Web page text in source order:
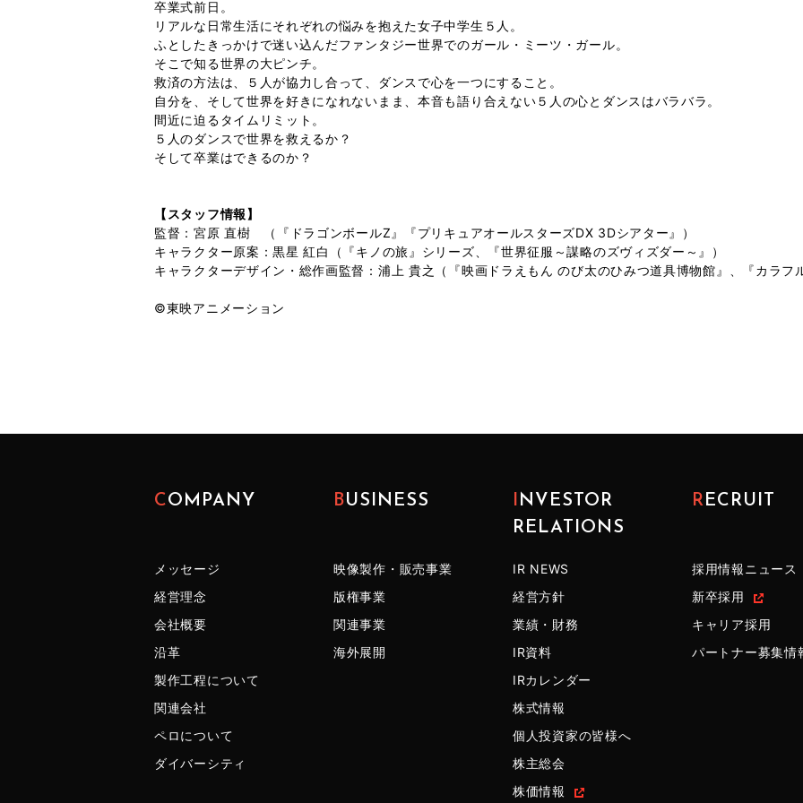
卒業式前日。
リアルな日常生活にそれぞれの悩みを抱えた女子中学生５人。
ふとしたきっかけで迷い込んだファンタジー世界でのガール・ミーツ・ガール。
そこで知る世界の大ピンチ。
救済の方法は、５人が協力し合って、ダンスで心を一つにすること。
自分を、そして世界を好きになれないまま、本音も語り合えない５人の心とダンスはバラバラ。
間近に迫るタイムリミット。
５人のダンスで世界を救えるか？
そして卒業はできるのか？
【スタッフ情報】
監督：宮原 直樹 （『ドラゴンボールZ』『プリキュアオールスターズDX 3Dシアター』）
キャラクター原案：黒星 紅白（『キノの旅』シリーズ、『世界征服～謀略のズヴィズダー～』）
キャラクターデザイン・総作画監督：浦上 貴之（『映画ドラえもん のび太のひみつ道具博物館』、『カラフ
©東映アニメーション
COMPANY
メッセージ
経営理念
会社概要
沿革
製作工程について
関連会社
ペロについて
ダイバーシティ
BUSINESS
映像製作・販売事業
版権事業
関連事業
海外展開
INVESTOR
RELATIONS
IR NEWS
経営方針
業績・財務
IR資料
IRカレンダー
株式情報
個人投資家の皆様へ
株主総会
株価情報
RECRUIT
採用情報ニュース
新卒採用
キャリア採用
パートナー募集情